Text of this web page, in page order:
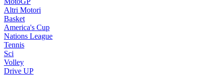
Altri Motori
Basket
America's Cup
Nations League
Tennis
Sci
Volley
Drive UP